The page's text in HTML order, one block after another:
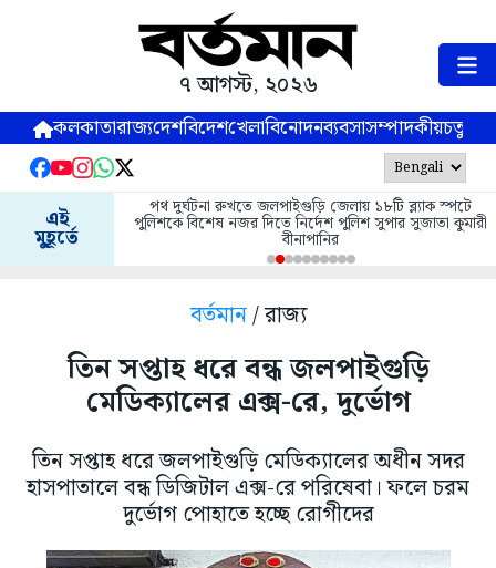
৭ আগস্ট, ২০২৬
কলকাতারাজ্যদেশবিদেশখেলাবিনোদনব্যবসাসম্পাদকীয়
এই
মুহূর্তে
পথ দুর্ঘটনা রুখতে জলপাইগুড়ি জেলায় ১৮টি ব্ল্যাক স্পটে
পুলিশকে বিশেষ নজর দিতে নির্দেশ পুলিশ সুপার সুজাতা কুমারী
বীনাপানির
বর্তমান/ রাজ্য
তিন সপ্তাহ ধরে বন্ধ জলপাইগুড়ি
মেডিক্যালের এক্স-রে, দুর্ভোগ
তিন সপ্তাহ ধরে জলপাইগুড়ি মেডিক্যালের অধীন সদর
হাসপাতালে বন্ধ ডিজিটাল এক্স-রে পরিষেবা। ফলে চরম
দুর্ভোগ পোহাতে হচ্ছে রোগীদের